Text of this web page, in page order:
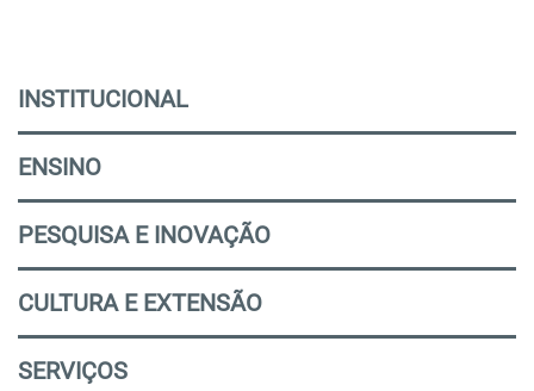
INSTITUCIONAL
ENSINO
PESQUISA E INOVAÇÃO
CULTURA E EXTENSÃO
SERVIÇOS